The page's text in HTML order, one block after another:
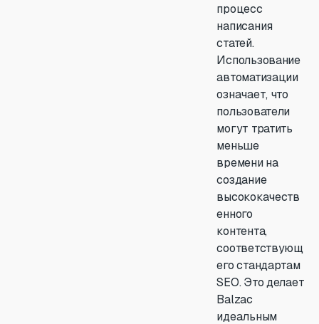
процесс
написания
статей.
Использование
автоматизации
означает, что
пользователи
могут тратить
меньше
времени на
создание
высококачеств
енного
контента,
соответствующ
его стандартам
SEO. Это делает
Balzac
идеальным